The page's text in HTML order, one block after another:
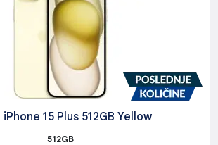
15 Plus 512GB Yellow
512GB